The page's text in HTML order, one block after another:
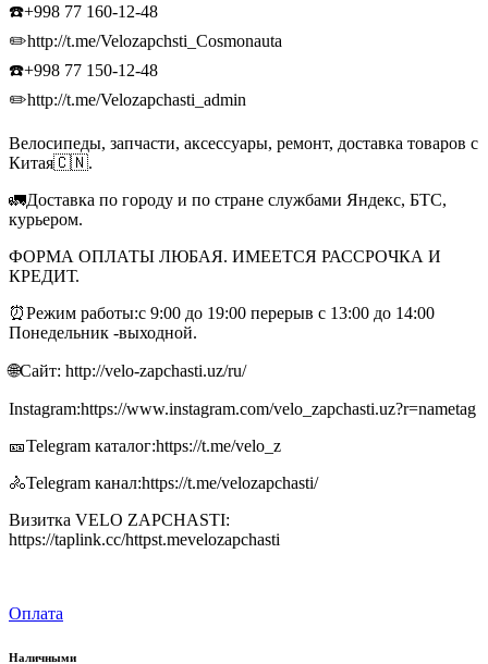
☎️+998 77 160-12-48
✏️http://t.me/Velozapchsti_Cosmonauta
☎️+998 77 150-12-48
✏️http://t.me/Velozapchasti_admin
Велосипеды, запчасти, аксессуары, ремонт, доставка товаров с
Китая🇨🇳.
🚛Доставка по городу и по стране службами Яндекс, БТС,
курьером.
ФОРМА ОПЛАТЫ ЛЮБАЯ. ИМЕЕТСЯ РАССРОЧКА И
КРЕДИТ.
⏰Режим работы:с 9:00 до 19:00 перерыв с 13:00 до 14:00
Понедельник -выходной.
🌐Сайт: http://velo-zapchasti.uz/ru/
Instagram:https://www.instagram.com/velo_zapchasti.uz?r=nametag
🎫Telegram каталог:https://t.me/velo_z
🚴Telegram канал:https://t.me/velozapchasti/
Визитка VELO ZAPCHASTI:
https://taplink.cc/httpst.mevelozapchasti
Оплата
Наличными